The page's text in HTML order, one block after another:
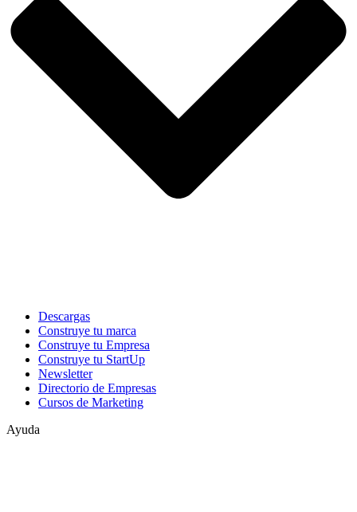
Descargas
Construye tu marca
Construye tu Empresa
Construye tu StartUp
Newsletter
Directorio de Empresas
Cursos de Marketing
Ayuda